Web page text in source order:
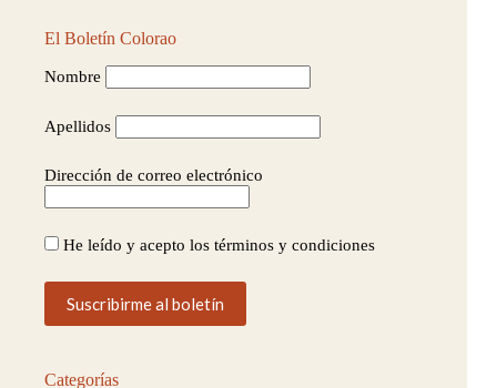
El Boletín Colorao
Nombre
Apellidos
Dirección de correo electrónico
He leído y acepto los términos y condiciones
Categorías